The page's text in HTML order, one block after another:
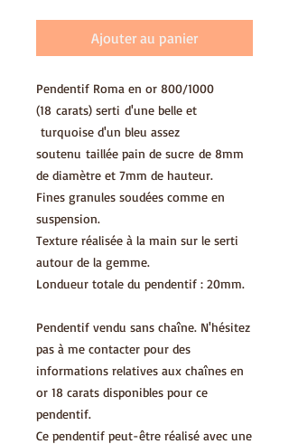
Ajouter au panier
Pendentif Roma en or 800/1000
(18 carats) serti d'une belle et
turquoise d'un bleu assez
soutenu taillée pain de sucre de 8mm
de diamètre et 7mm de hauteur.
Fines granules soudées comme en
suspension.
Texture réalisée à la main sur le serti
autour de la gemme.
Londueur totale du pendentif : 20mm.
Pendentif vendu sans chaîne. N'hésitez
pas à me contacter pour des
informations relatives aux chaînes en
or 18 carats disponibles pour ce
pendentif.
Ce pendentif peut-être réalisé avec une